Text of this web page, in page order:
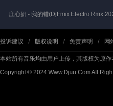
庄心妍 - 我的错(DjFmix Electro Rmx
投诉建议 / 版权说明 / 免责声明 / 网
本站所有音乐均由用户上传，其版权为原
Copyright © 2024 Www.Djuu.Com All